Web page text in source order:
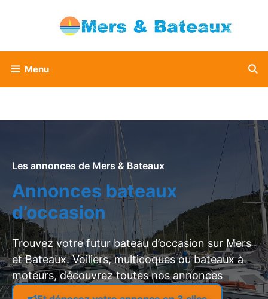
Menu
Les annonces de Mers & Bateaux
Annonces bateaux
d’occasion
Trouvez votre futur bateau d’occasion sur Mers
et Bateaux. Voiliers, multicoques ou bateaux à
moteurs, découvrez toutes nos annonces